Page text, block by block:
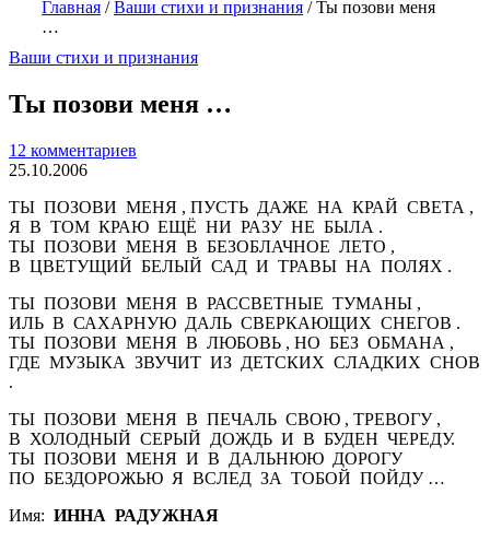
Главная /Ваши стихи и признания /Ты позови меня
…
Ваши стихи и признания
Ты позови меня …
12 комментариев
25.10.2006
ТЫ ПОЗОВИ МЕНЯ , ПУСТЬ ДАЖЕ НА КРАЙ СВЕТА ,
Я В ТОМ КРАЮ ЕЩЁ НИ РАЗУ НЕ БЫЛА .
ТЫ ПОЗОВИ МЕНЯ В БЕЗОБЛАЧНОЕ ЛЕТО ,
В ЦВЕТУЩИЙ БЕЛЫЙ САД И ТРАВЫ НА ПОЛЯХ .
ТЫ ПОЗОВИ МЕНЯ В РАССВЕТНЫЕ ТУМАНЫ ,
ИЛЬ В САХАРНУЮ ДАЛЬ СВЕРКАЮЩИХ СНЕГОВ .
ТЫ ПОЗОВИ МЕНЯ В ЛЮБОВЬ , НО БЕЗ ОБМАНА ,
ГДЕ МУЗЫКА ЗВУЧИТ ИЗ ДЕТСКИХ СЛАДКИХ СНОВ
.
ТЫ ПОЗОВИ МЕНЯ В ПЕЧАЛЬ СВОЮ , ТРЕВОГУ ,
В ХОЛОДНЫЙ СЕРЫЙ ДОЖДЬ И В БУДЕН ЧЕРЕДУ.
ТЫ ПОЗОВИ МЕНЯ И В ДАЛЬНЮЮ ДОРОГУ
ПО БЕЗДОРОЖЬЮ Я ВСЛЕД ЗА ТОБОЙ ПОЙДУ …
Имя: ИННА РАДУЖНАЯ